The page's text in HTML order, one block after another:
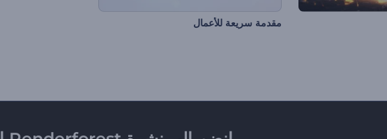
مقدمة سريعة للأعمال